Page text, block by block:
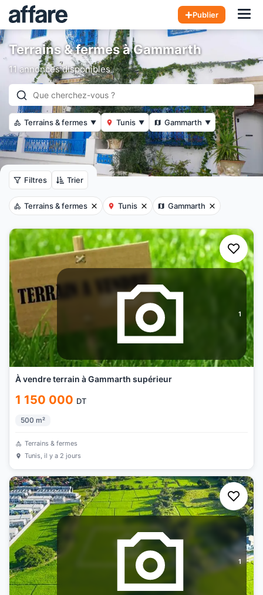
Publier
Terrains & fermes à Gammarth
11 annonces disponibles
Terrains & fermes ▼ Tunis ▼ Gammarth ▼
Filtres Trier
Terrains & fermes Tunis Gammarth
1
À vendre terrain à Gammarth supérieur
1 150 000 DT
500 m²
Terrains & fermes
Tunis, il y a 2 jours
1